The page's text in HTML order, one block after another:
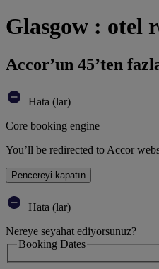
Glasgow : otel
Accor’un 45’ten
Hata (lar)
Core booking engine
You’ll be redirected to Accor
Pencereyi kapatın
Hata (lar)
Nereye seyahat ediyorsunuz?
Booking Dates